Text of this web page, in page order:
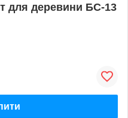
для деревини БС-13